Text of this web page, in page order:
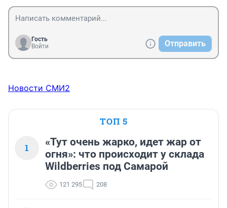
Гость
Войти
Отправить
Новости СМИ2
ТОП 5
1
«Тут очень жарко, идет жар от
огня»: что происходит у склада
Wildberries под Самарой
121 295 208